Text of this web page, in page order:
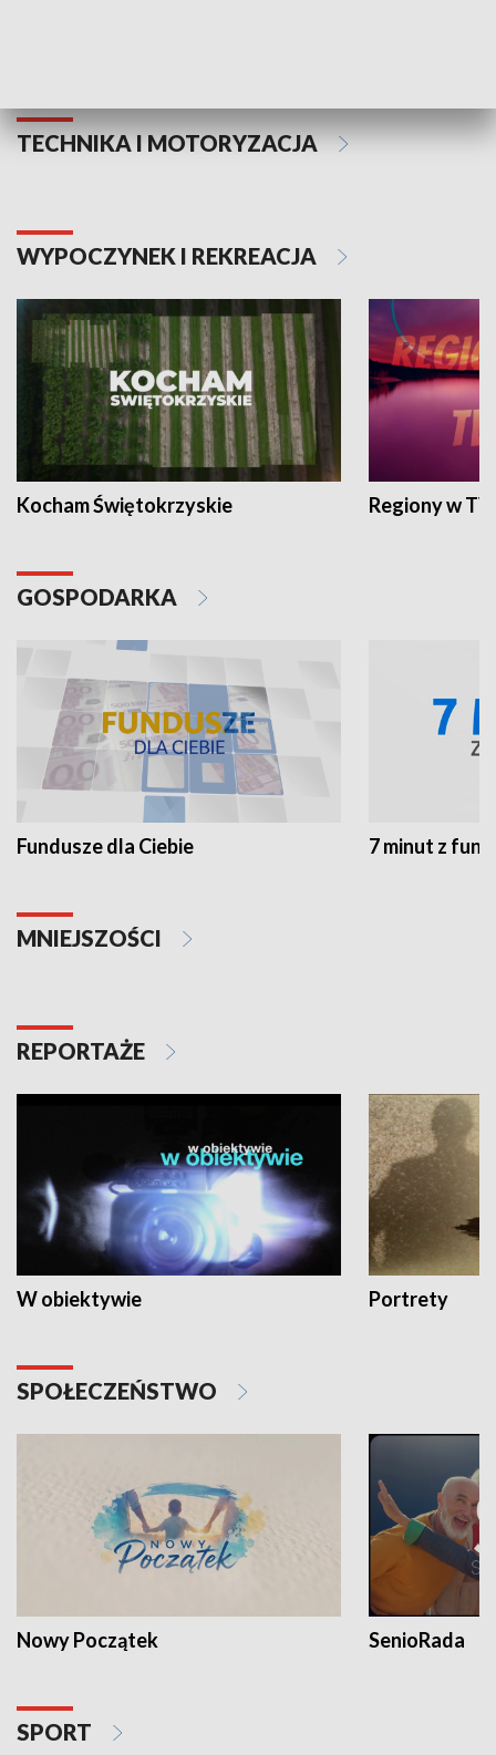
TECHNIKA I MOTORYZACJA
WYPOCZYNEK I REKREACJA
Kocham Świętokrzyskie Regiony w
GOSPODARKA
Fundusze dla Ciebie 7 minut z
MNIEJSZOŚCI
REPORTAŻE
W obiektywie Portrety
SPOŁECZEŃSTWO
Nowy Początek SenioRada
SPORT